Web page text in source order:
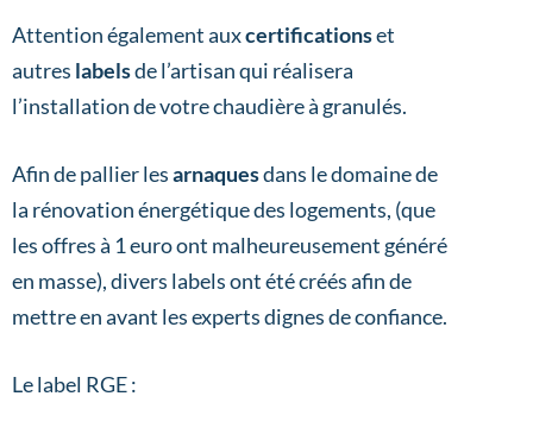
Attention également auxcertificationset
autres labelsde l’artisan qui réalisera
l’installation de votre chaudière à granulés.
Afin de pallier lesarnaquesdans le domaine de
la rénovation énergétique des logements, (que
les offres à 1 euro ont malheureusement généré
en masse), divers labels ont été créés afin de
mettre en avant les experts dignes de confiance.
Le label RGE :